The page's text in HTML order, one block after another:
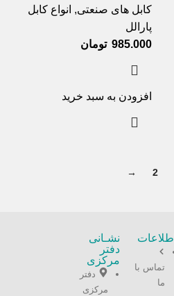
کابل های صنعتی, انواع کابل
پارالل
985.000 تومان
افزودن به سبد خرید
2
→
اطلاعات
تماس با
ما
نشـانی
دفتر
مرکزی
دفتر
مرکزی